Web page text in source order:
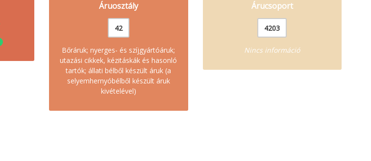
Áruosztály
42
Bőráruk; nyerges- és szíjgyártóáruk;
utazási cikkek, kézitáskák és hasonló
tartók; állati bélből készült áruk (a
selyemhernyóbélből készült áruk
kivételével)
Árucsoport
4203
Nincs információ